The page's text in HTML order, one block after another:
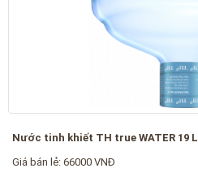
Nước tinh khiết TH true WATER 19 L
Giá bán lẻ: 66000 VNĐ